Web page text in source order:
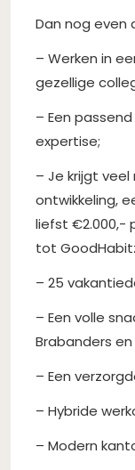
Dan nog even
– Werken in
gezellige
– Een
expertise;
– Je krijgt
ontwikkeling,
liefst €2.000,-
tot
– 25
– Een volle
Brabanders
– Een
– Hybride
– Modern